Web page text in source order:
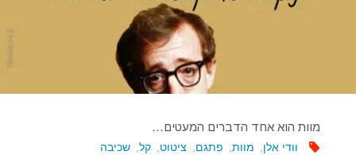
למות…"
מוות הוא אחד הדברים המעטים…
וודי אלן מוות פתגם ציטוט קל, שכיבה